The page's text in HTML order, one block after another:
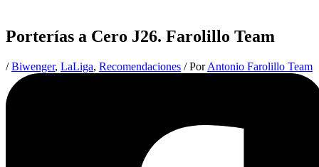
Porterías a Cero J26. Farolillo Team
/Biwenger, LaLiga, Recomendaciones / PorAntonio Farolillo Team